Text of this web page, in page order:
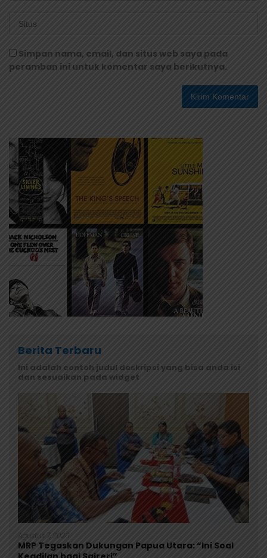
Simpan nama, email, dan situs web saya pada
peramban ini untuk komentar saya berikutnya.
Berita Terbaru
Ini adalah contoh judul deskripsi yang bisa anda isi
dan sesuaikan pada widget
Agustus 7, 2026
MRP Tegaskan Dukungan Papua Utara: “Ini Soal